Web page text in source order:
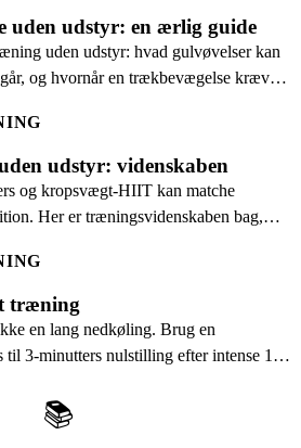
uden udstyr: en ærlig guide
uden udstyr: hvad gulvøvelser kan
og hvornår en trækbevægelse kræver
udstyr: videnskaben
og kropsvægt-HIIT kan matche
Her er træningsvidenskaben bag,
træning
en lang nedkøling. Brug en
til 3-minutters nulstilling efter intense 1-
📚